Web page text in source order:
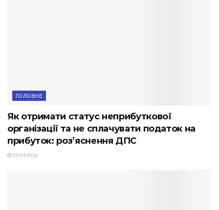
ГОЛОВНЕ
Як отримати статус неприбуткової
організації та не сплачувати податок на
прибуток: роз’яснення ДПС
05.04.2026